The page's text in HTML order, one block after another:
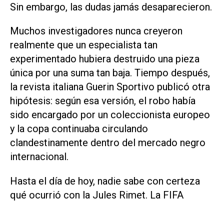
Sin embargo, las dudas jamás desaparecieron.
Muchos investigadores nunca creyeron
realmente que un especialista tan
experimentado hubiera destruido una pieza
única por una suma tan baja. Tiempo después,
la revista italiana Guerin Sportivo publicó otra
hipótesis: según esa versión, el robo había
sido encargado por un coleccionista europeo
y la copa continuaba circulando
clandestinamente dentro del mercado negro
internacional.
Hasta el día de hoy, nadie sabe con certeza
qué ocurrió con la Jules Rimet. La FIFA